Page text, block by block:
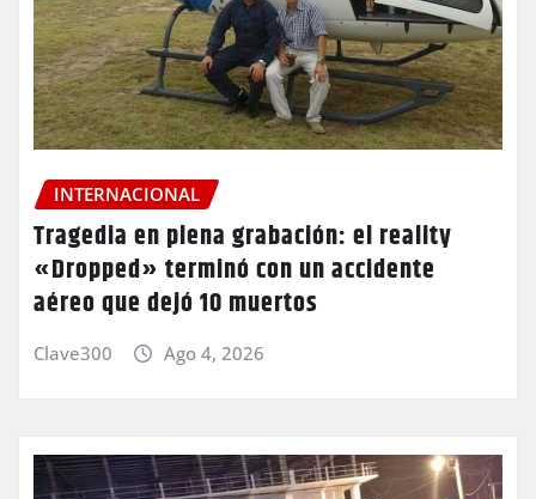
INTERNACIONAL
Tragedia en plena grabación: el reality
«Dropped» terminó con un accidente
aéreo que dejó 10 muertos
Clave300 Ago 4, 2026